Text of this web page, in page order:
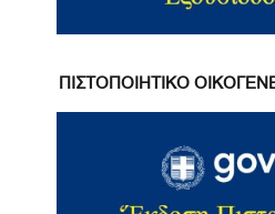
ΠΙΣΤΟΠΟΙΗΤΙΚΟ